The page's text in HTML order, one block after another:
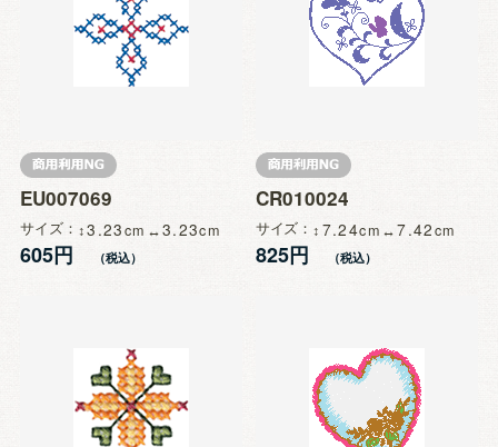
EU007069
サイズ 3.23 3.23
605円
CR010024
サイズ 7.24 7.42
825円